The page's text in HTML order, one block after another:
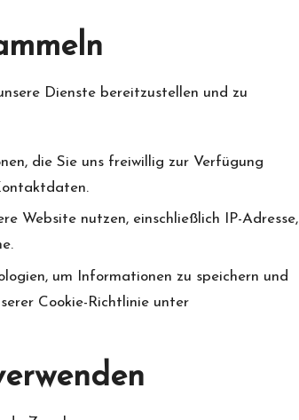
Dienste bereitzustellen und zu
die Sie uns freiwillig zur Verfügung
Website nutzen, einschließlich IP-Adresse,
um Informationen zu speichern und
Cookie-Richtlinie unter